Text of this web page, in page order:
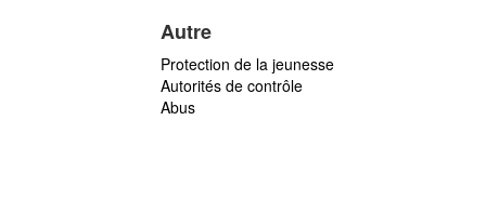
Autre
Protection de la jeunesse
Autorités de contrôle
Abus